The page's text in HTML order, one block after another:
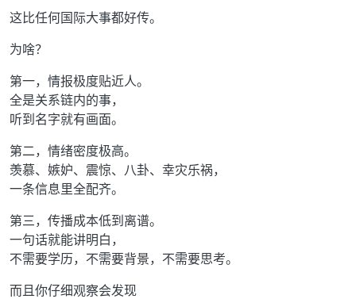
这比任何国际大事都好传。
为啥？
第一，情报极度贴近人。
全是关系链内的事，
听到名字就有画面。
第二，情绪密度极高。
羡慕、嫉妒、震惊、八卦、幸灾乐祸，
一条信息里全配齐。
第三，传播成本低到离谱。
一句话就能讲明白，
不需要学历，不需要背景，不需要思考。
而且你仔细观察会发现